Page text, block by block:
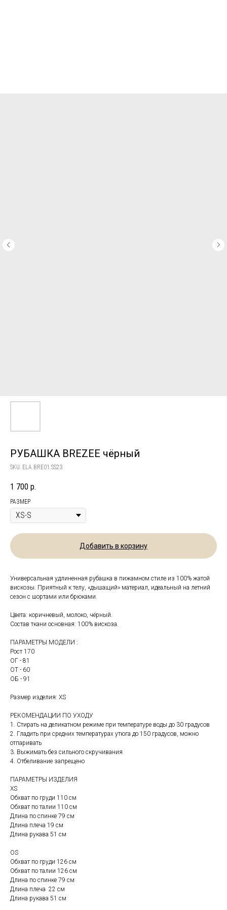
РУБАШКА BREZEE чёрный
SKU: ELA.BRE01.SS23
1 700 р.
РАЗМЕР
Добавить в корзину
Универсальная удлиненная рубашка в пижамном стиле из 100% жатой
вискозы. Приятный к телу, «дышащий» материал, идеальный на летний
сезон с шортами или брюками.
Цвета: коричневый, молоко, чёрный.
Состав ткани основная: 100% вискоза.
ПАРАМЕТРЫ МОДЕЛИ :
Рост 170
ОГ - 81
ОТ - 60
ОБ - 91
Размер изделия: XS
РЕКОМЕНДАЦИИ ПО УХОДУ
1. Стирать на деликатном режиме при температуре воды до 30 градусов
2. Гладить при средних температурах утюга до 150 градусов, можно
отпаривать
3. Выжимать без сильного скручивания
4. Отбеливание запрещено
ПАРАМЕТРЫ ИЗДЕЛИЯ
XS
Обхват по груди 110 см
Обхват по талии 110 см
Длина по спинке 79 см
Длина плеча 19 см
Длина рукава 51 см
OS
Обхват по груди 126 см
Обхват по талии 126 см
Длина по спинке 79 см
Длина плеча 22 см
Длина рукава 51 см